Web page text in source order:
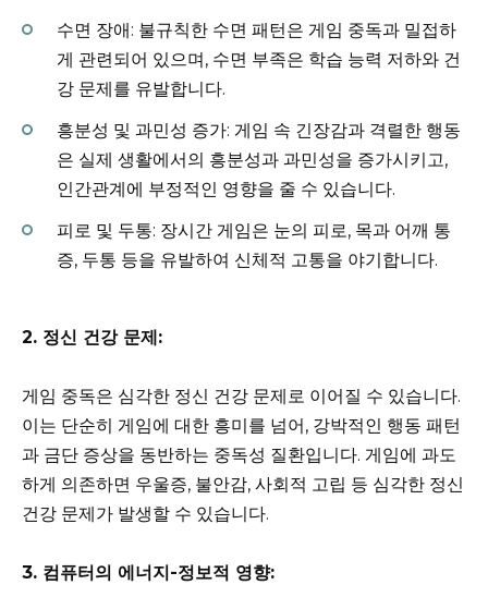
수면 장애: 불규칙한 수면 패턴은 게임 중독과 밀접하
게 관련되어 있으며, 수면 부족은 학습 능력 저하와 건
강 문제를 유발합니다.
흥분성 및 과민성 증가: 게임 속 긴장감과 격렬한 행동
은 실제 생활에서의 흥분성과 과민성을 증가시키고,
인간관계에 부정적인 영향을 줄 수 있습니다.
피로 및 두통: 장시간 게임은 눈의 피로, 목과 어깨 통
증, 두통 등을 유발하여 신체적 고통을 야기합니다.
2. 정신 건강 문제:
게임 중독은 심각한 정신 건강 문제로 이어질 수 있습니다.
이는 단순히 게임에 대한 흥미를 넘어, 강박적인 행동 패턴
과 금단 증상을 동반하는 중독성 질환입니다. 게임에 과도
하게 의존하면 우울증, 불안감, 사회적 고립 등 심각한 정신
건강 문제가 발생할 수 있습니다.
3. 컴퓨터의 에너지-정보적 영향: